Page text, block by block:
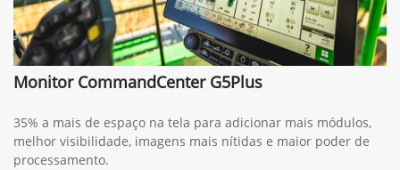
Monitor CommandCenter G5Plus
35% a mais de espaço na tela para adicionar mais módulos,
melhor visibilidade, imagens mais nítidas e maior poder de
processamento.